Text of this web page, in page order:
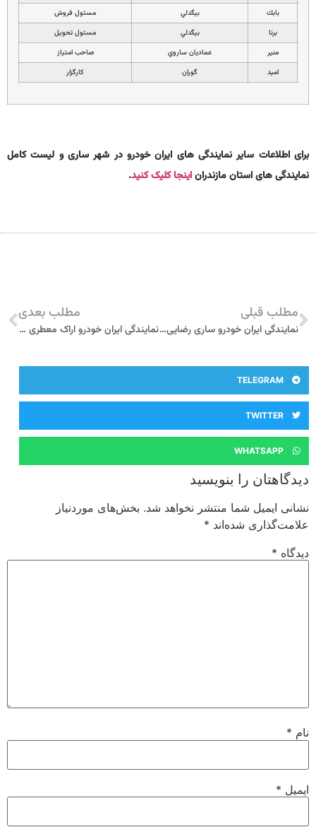
بابك
بيگدلي
مسئول فروش
برنا
بيگدلي
مسئول تحويل
منير
عماديان ساروي
صاحب امتياز
اميد
گوران كارگزار
برای اطلاعات سایر نمایندگی های ایران خودرو در شهر ساری و لیست کامل
نمایندگی های استان مازندراناینجا کلیک کنید.
مطلب قبلی
نمایندگی ایران خودرو ساری رضایی اریمی 3339
مطلب بعدی
نمایندگی ایران خودرو اراک معطری 1404
TELEGRAM
TWITTER
WHATSAPP
دیدگاهتان را بنویسید
نشانی ایمیل شما منتشر نخواهد شد. بخش‌های موردنیاز
علامت‌گذاری شده‌اند*
دیدگاه*
نام*
ایمیل*